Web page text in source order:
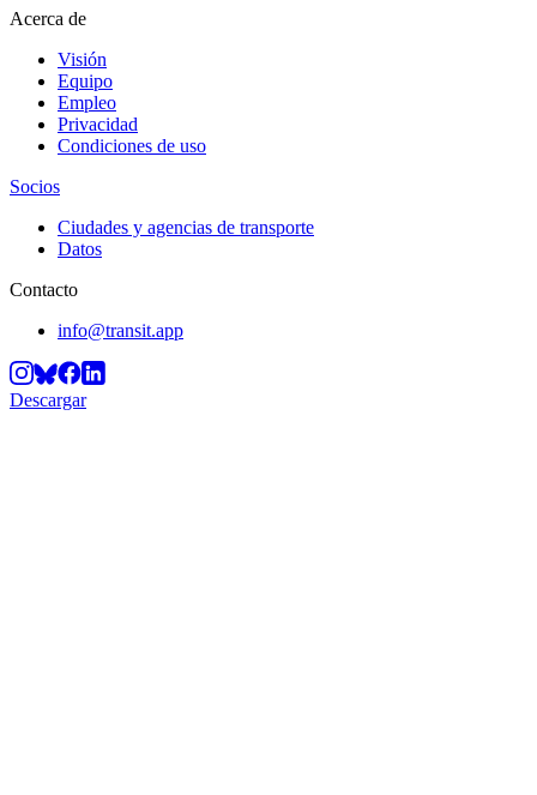
Acerca de
Visión
Equipo
Empleo
Privacidad
Condiciones de uso
Socios
Ciudades y agencias de transporte
Datos
Contacto
info@transit.app
Descargar